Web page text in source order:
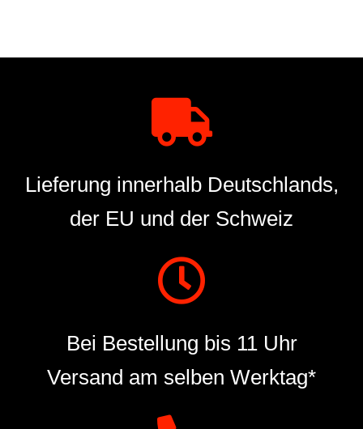
Lieferung innerhalb Deutschlands,
der EU und der Schweiz
Bei Bestellung bis 11 Uhr
Versand am selben Werktag*